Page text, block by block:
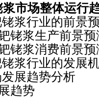
市场整体运行
浆行业的前景
生产前景预
消费前景预
浆行业的发展
展趋势分析
势